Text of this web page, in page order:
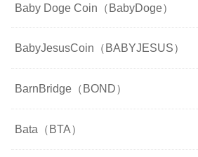
Baby Doge Coin（BabyDoge）
BabyJesusCoin（BABYJESUS）
BarnBridge（BOND）
Bata（BTA）